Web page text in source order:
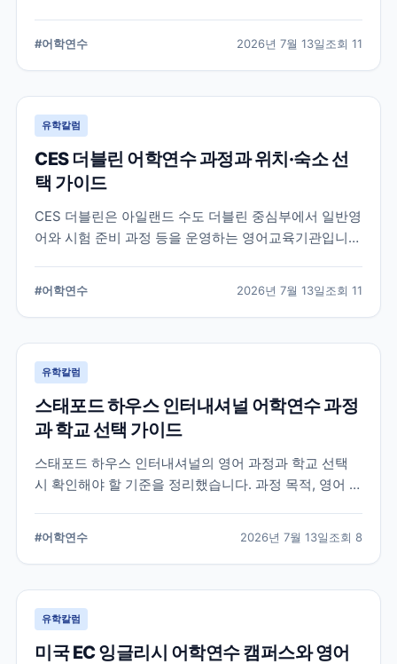
기준을 정리합니다.
#어학연수 2026년 7월 13일조회 11
유학칼럼
CES 더블린 어학연수 과정과 위치·숙소 선
택 가이드
CES 더블린은 아일랜드 수도 더블린 중심부에서 일반영
어와 시험 준비 과정 등을 운영하는 영어교육기관입니
#어학연수 2026년 7월 13일조회 11
유학칼럼
스태포드 하우스 인터내셔널 어학연수 과정
과 학교 선택 가이드
스태포드 하우스 인터내셔널의 영어 과정과 학교 선택
시 확인해야 할 기준을 정리했습니다. 과정 목적, 영어 수
#어학연수 2026년 7월 13일조회 8
유학칼럼
미국 EC 잉글리시 어학연수 캠퍼스와 영어